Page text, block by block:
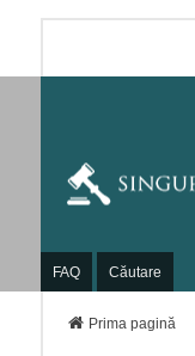
FAQ Căutare
Prima pagină